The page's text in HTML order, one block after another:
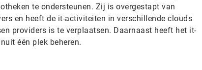
te ondersteunen. Zij is overgestapt van
en heeft de it-activiteiten in verschillende clouds
providers is te verplaatsen. Daarnaast heeft het it-
één plek beheren.